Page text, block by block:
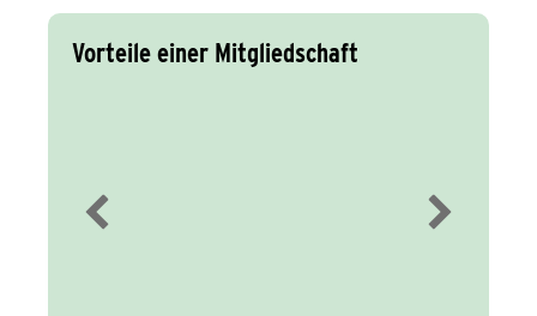
Vorteile einer Mitgliedschaft